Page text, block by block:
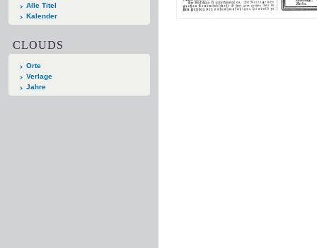
Alle Titel
Kalender
CLOUDS
Orte
Verlage
Jahre